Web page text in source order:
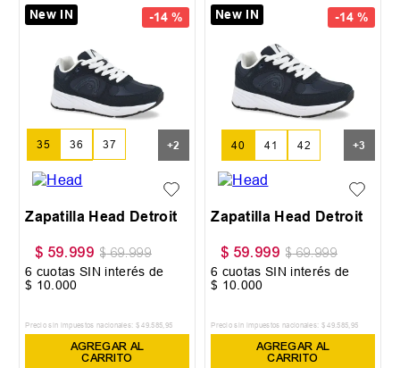
-14 %
New IN
35 36 37
38 39
+2
Zapatilla Head Detroit
$ 59.999 $ 69.999
6 cuotas SIN interés de
$ 10 000
Precio sin impuestos nacionales: $ 49.585,95
AGREGAR AL
CARRITO
-14 %
New IN
40 41 42 +3
Zapatilla Head Detroit
$ 59.999 $ 69.999
6 cuotas SIN interés de
$ 10 000
Precio sin impuestos nacionales: $ 49.585,95
AGREGAR AL
CARRITO